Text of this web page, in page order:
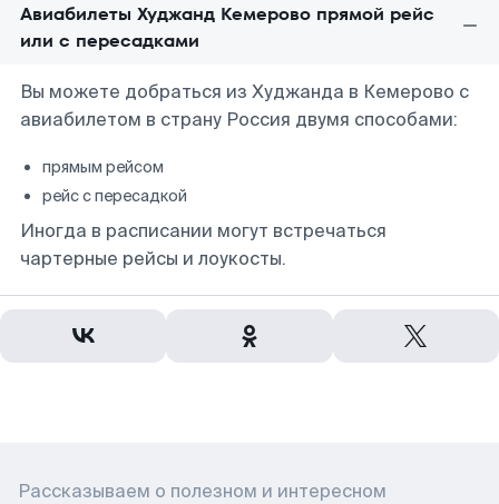
Авиабилеты Худжанд Кемерово прямой рейс
или с пересадками
Вы можете добраться из Худжанда в Кемерово с
авиабилетом в страну Россия двумя способами:
прямым рейсом
рейс с пересадкой
Иногда в расписании могут встречаться
чартерные рейсы и лоукосты.
Рассказываем о полезном и интересном